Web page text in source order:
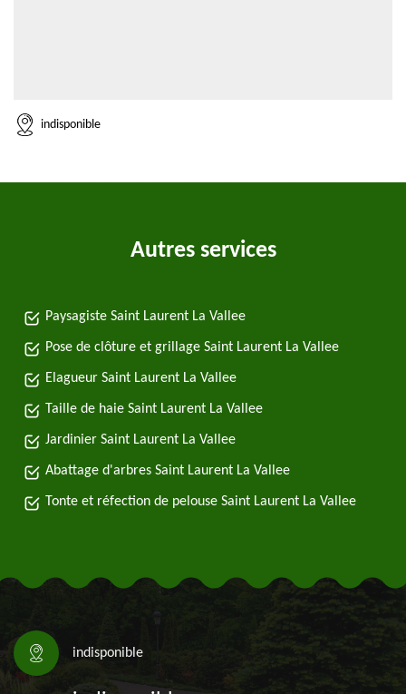
indisponible
Autres services
Paysagiste Saint Laurent La Vallee
Pose de clôture et grillage Saint Laurent La Vallee
Elagueur Saint Laurent La Vallee
Taille de haie Saint Laurent La Vallee
Jardinier Saint Laurent La Vallee
Abattage d'arbres Saint Laurent La Vallee
Tonte et réfection de pelouse Saint Laurent La Vallee
indisponible